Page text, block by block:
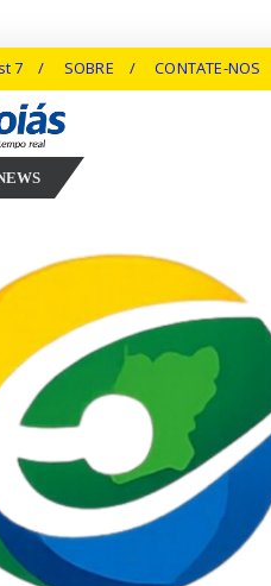
7 SOBRE CONTATE-NOS
experiência, inovação e